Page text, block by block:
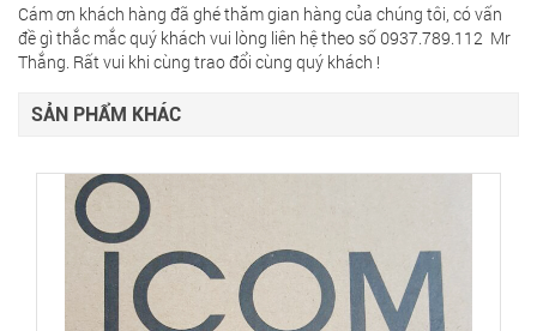
Cám ơn khách hàng đã ghé thăm gian hàng của chúng tôi, có vấn
đề gì thắc mắc quý khách vui lòng liên hệ theo số 0937.789.112 Mr
Thắng. Rất vui khi cùng trao đổi cùng quý khách !
SẢN PHẨM KHÁC